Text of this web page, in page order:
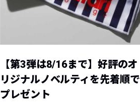
【第3弾は8/16まで】好評のオ
リジナルノベルティを先着順で
プレゼント